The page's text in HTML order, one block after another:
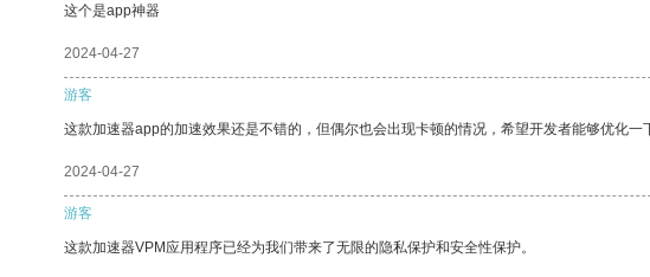
这个是app神器
2024-04-27
游客
这款加速器app的加速效果还是不错的，但偶尔也会出现卡顿的情况，希望开发者能够优化一
2024-04-27
游客
这款加速器VPM应用程序已经为我们带来了无限的隐私保护和安全性保护。